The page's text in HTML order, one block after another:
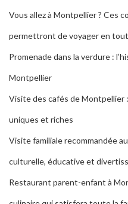
Vous allez à Montpellier ? Ces
permettront de voyager en
Promenade dans la verdure :
Montpellier
Visite des cafés de Montpellier
uniques et riches
Visite familiale recommandée
culturelle, éducative et
Restaurant parent-enfant à